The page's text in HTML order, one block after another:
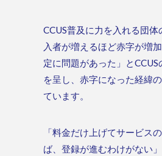
CCUS普及に力を入れる団
入者が増えるほど赤字が増
定に問題があった」と
を呈し、赤字になった経緯
ています。
「料金だけ上げてサービス
ば、登録が進むわけがない